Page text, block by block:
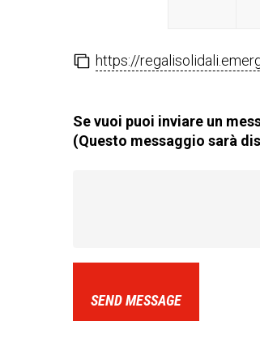
https://
Se vuoi puoi inviare un
(Questo messaggio sarà
SEND MESSAGE